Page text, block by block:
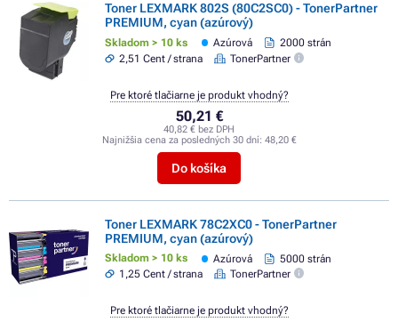
Toner LEXMARK 802S (80C2SC0) - TonerPartner
PREMIUM, cyan (azúrový)
Skladom > 10 ks Azúrová
2000 strán
2,51 Cent / strana
TonerPartner
50,21 €
40,82 € bez DPH
Najnižšia cena za posledných 30 dní: 48,20 €
Do košíka
Pre ktoré tlačiarne je produkt vhodný?
Toner LEXMARK 78C2XC0 - TonerPartner
PREMIUM, cyan (azúrový)
Skladom > 10 ks Azúrová
5000 strán
1,25 Cent / strana
TonerPartner
Pre ktoré tlačiarne je produkt vhodný?